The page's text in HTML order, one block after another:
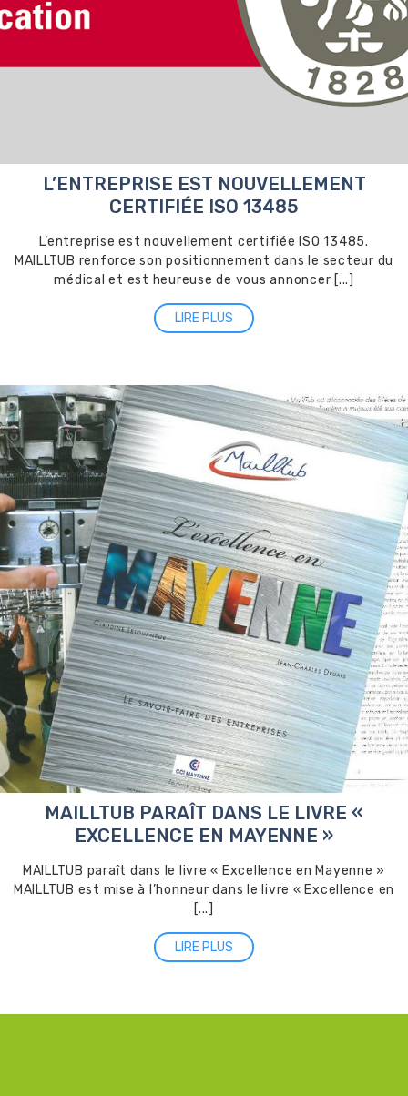
L’ENTREPRISE EST NOUVELLEMENT
CERTIFIÉE ISO 13485
L’entreprise est nouvellement certifiée ISO 13485.
MAILLTUB renforce son positionnement dans le secteur du
médical et est heureuse de vous annoncer [...]
LIRE PLUS
MAILLTUB PARAÎT DANS LE LIVRE «
EXCELLENCE EN MAYENNE »
MAILLTUB paraît dans le livre « Excellence en Mayenne »
MAILLTUB est mise à l’honneur dans le livre « Excellence en
[...]
LIRE PLUS